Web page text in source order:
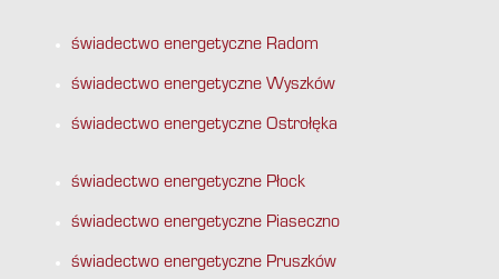
świadectwo energetyczne Radom
świadectwo energetyczne Wyszków
świadectwo energetyczne Ostrołęka
świadectwo energetyczne Płock
świadectwo energetyczne Piaseczno
świadectwo energetyczne Pruszków